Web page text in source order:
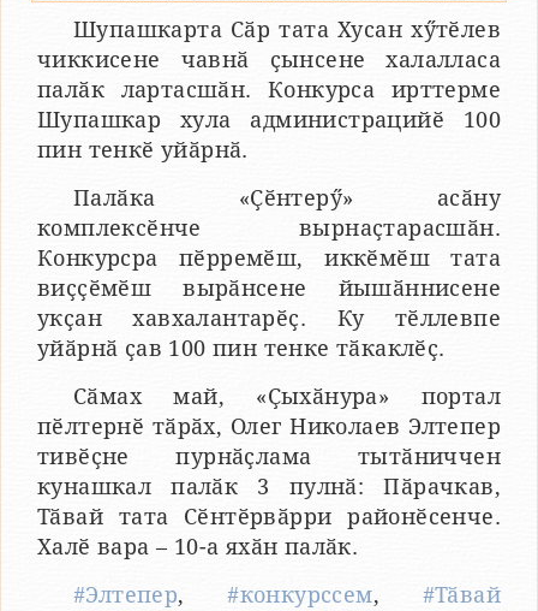
Шупашкарта Сӑр тата Хусан хӳтӗлев
чиккисене чавнӑ ҫынсене халалласа
палӑк лартасшӑн. Конкурса ирттерме
Шупашкар хула администрацийӗ 100
пин тенкӗ уйӑрнӑ.
Палӑка «Ҫӗнтерӳ» асӑну
комплексӗнче вырнаҫтарасшӑн.
Конкурсра пӗрремӗш, иккӗмӗш тата
виҫҫӗмӗш вырӑнсене йышӑннисене
укҫан хавхалантарӗҫ. Ку тӗллевпе
уйӑрнӑ ҫав 100 пин тенке тӑкаклӗҫ.
Сӑмах май, «Ҫыхӑнура» портал
пӗлтернӗ тӑрӑх, Олег Николаев Элтепер
тивӗҫне пурнӑҫлама тытӑниччен
кунашкал палӑк 3 пулнӑ: Пӑрачкав,
Тӑвай тата Сӗнтӗрвӑрри районӗсенче.
Халӗ вара – 10-а яхӑн палӑк.
#Элтепер,#конкурссем, #Тӑвай